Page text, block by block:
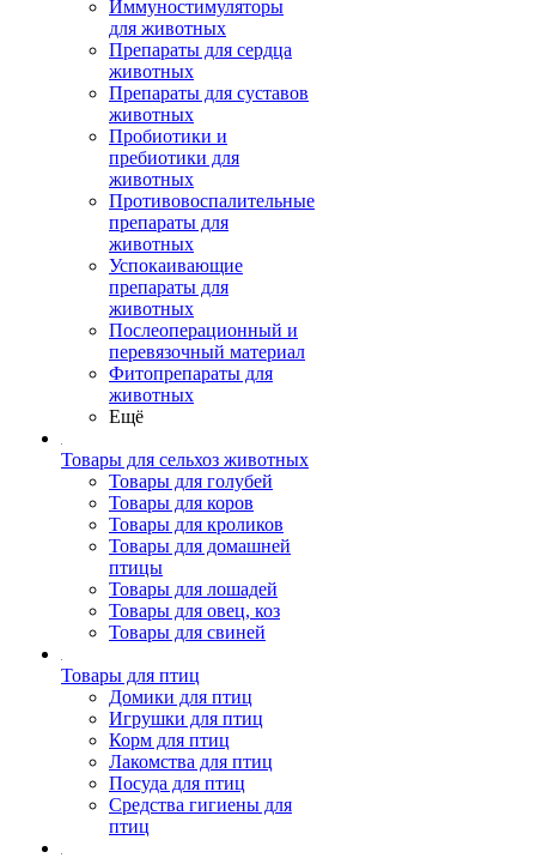
Иммуностимуляторы
для животных
Препараты для сердца
животных
Препараты для суставов
животных
Пробиотики и
пребиотики для
животных
Противовоспалительные
препараты для
животных
Успокаивающие
препараты для
животных
Послеоперационный и
перевязочный материал
Фитопрепараты для
животных
Ещё
Товары для сельхоз животных
Товары для голубей
Товары для коров
Товары для кроликов
Товары для домашней
птицы
Товары для лошадей
Товары для овец, коз
Товары для свиней
Товары для птиц
Домики для птиц
Игрушки для птиц
Корм для птиц
Лакомства для птиц
Посуда для птиц
Средства гигиены для
птиц